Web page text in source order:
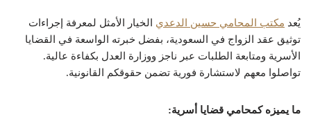
يُعد مكتب المحامي حسين الدعدي الخيار الأمثل لمعرفة إجراءات
توثيق عقد الزواج في السعودية، بفضل خبرته الواسعة في القضايا
الأسرية ومتابعة الطلبات عبر ناجز ووزارة العدل بكفاءة عالية.
تواصلوا معهم لاستشارة فورية تضمن حقوقكم القانونية.
ما يميزه كمحامي قضايا أسرية: